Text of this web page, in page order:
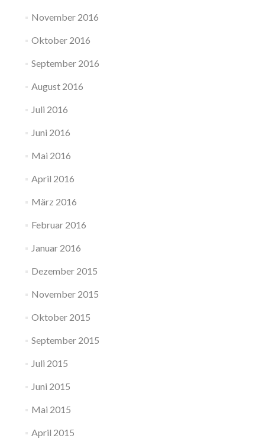
November 2016
Oktober 2016
September 2016
August 2016
Juli 2016
Juni 2016
Mai 2016
April 2016
März 2016
Februar 2016
Januar 2016
Dezember 2015
November 2015
Oktober 2015
September 2015
Juli 2015
Juni 2015
Mai 2015
April 2015